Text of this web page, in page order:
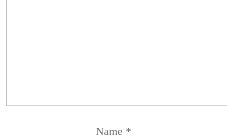
Name *